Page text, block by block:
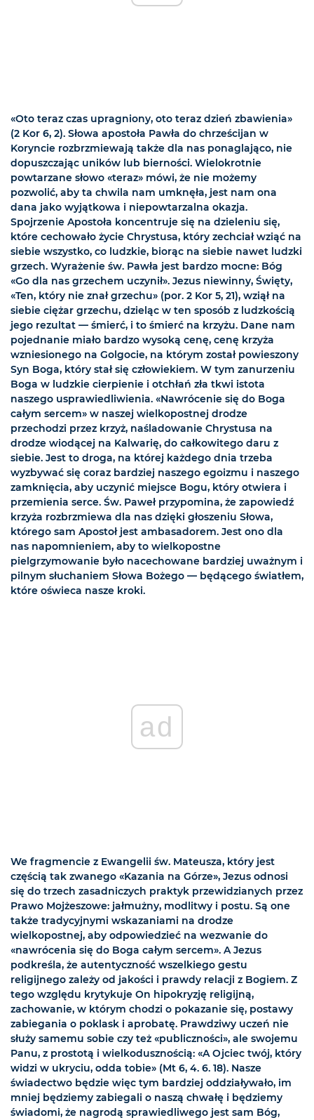
«Oto teraz czas upragniony, oto teraz dzień zbawienia»
(2 Kor 6, 2). Słowa apostoła Pawła do chrześcijan w
Koryncie rozbrzmiewają także dla nas ponaglająco, nie
dopuszczając uników lub bierności. Wielokrotnie
powtarzane słowo «teraz» mówi, że nie możemy
pozwolić, aby ta chwila nam umknęła, jest nam ona
dana jako wyjątkowa i niepowtarzalna okazja.
Spojrzenie Apostoła koncentruje się na dzieleniu się,
które cechowało życie Chrystusa, który zechciał wziąć na
siebie wszystko, co ludzkie, biorąc na siebie nawet ludzki
grzech. Wyrażenie św. Pawła jest bardzo mocne: Bóg
«Go dla nas grzechem uczynił». Jezus niewinny, Święty,
«Ten, który nie znał grzechu» (por. 2 Kor 5, 21), wziął na
siebie ciężar grzechu, dzieląc w ten sposób z ludzkością
jego rezultat — śmierć, i to śmierć na krzyżu. Dane nam
pojednanie miało bardzo wysoką cenę, cenę krzyża
wzniesionego na Golgocie, na którym został powieszony
Syn Boga, który stał się człowiekiem. W tym zanurzeniu
Boga w ludzkie cierpienie i otchłań zła tkwi istota
naszego usprawiedliwienia. «Nawrócenie się do Boga
całym sercem» w naszej wielkopostnej drodze
przechodzi przez krzyż, naśladowanie Chrystusa na
drodze wiodącej na Kalwarię, do całkowitego daru z
siebie. Jest to droga, na której każdego dnia trzeba
wyzbywać się coraz bardziej naszego egoizmu i naszego
zamknięcia, aby uczynić miejsce Bogu, który otwiera i
przemienia serce. Św. Paweł przypomina, że zapowiedź
krzyża rozbrzmiewa dla nas dzięki głoszeniu Słowa,
którego sam Apostoł jest ambasadorem. Jest ono dla
nas napomnieniem, aby to wielkopostne
pielgrzymowanie było nacechowane bardziej uważnym i
pilnym słuchaniem Słowa Bożego — będącego światłem,
które oświeca nasze kroki.
ad
We fragmencie z Ewangelii św. Mateusza, który jest
częścią tak zwanego «Kazania na Górze», Jezus odnosi
się do trzech zasadniczych praktyk przewidzianych przez
Prawo Mojżeszowe: jałmużny, modlitwy i postu. Są one
także tradycyjnymi wskazaniami na drodze
wielkopostnej, aby odpowiedzieć na wezwanie do
«nawrócenia się do Boga całym sercem». A Jezus
podkreśla, że autentyczność wszelkiego gestu
religijnego zależy od jakości i prawdy relacji z Bogiem. Z
tego względu krytykuje On hipokryzję religijną,
zachowanie, w którym chodzi o pokazanie się, postawy
zabiegania o poklask i aprobatę. Prawdziwy uczeń nie
służy samemu sobie czy też «publiczności», ale swojemu
Panu, z prostotą i wielkodusznością: «A Ojciec twój, który
widzi w ukryciu, odda tobie» (Mt 6, 4. 6. 18). Nasze
świadectwo będzie więc tym bardziej oddziaływało, im
mniej będziemy zabiegali o naszą chwałę i będziemy
świadomi, że nagrodą sprawiedliwego jest sam Bóg,